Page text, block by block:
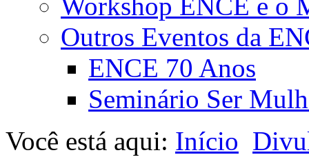
Outros Eventos da
ENCE 70 Anos
Seminário Ser
Você está aqui: Início